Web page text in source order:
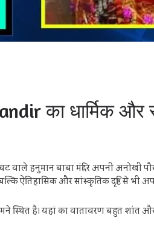
का धार्मिक और
हनुमान बाबा मंदिर अपनी अनोखी
बल्कि ऐतिहासिक और सांस्कृतिक दृष्टि से
है। यहां का वातावरण बहुत शांत और